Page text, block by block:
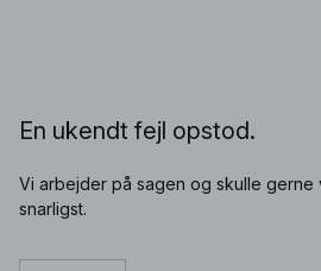
En ukendt fejl opstod.
Vi arbejder på sagen og skulle
snarligst.